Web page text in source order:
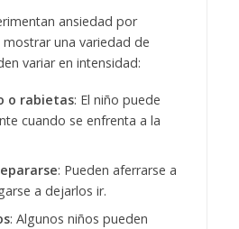
ansiedad por
una variedad de
variar en intensidad:
o rabietas: El niño puede
cuando se enfrenta a la
: Pueden aferrarse a
a dejarlos ir.
: Algunos niños pueden